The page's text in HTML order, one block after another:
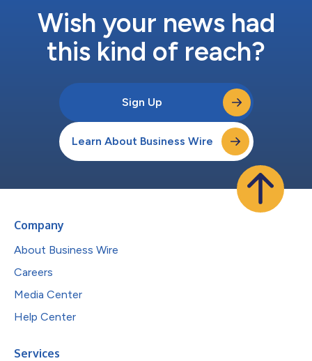
Wish your news had
this kind of reach?
Sign Up
Learn About Business Wire
Company
About Business Wire
Careers
Media Center
Help Center
Services